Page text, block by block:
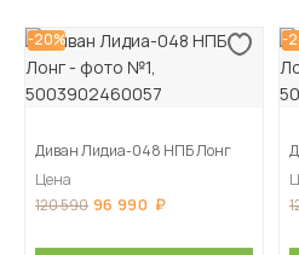
-20%
Диван Лидиа-048 НПБ Лонг
Цена
120 590 96 990
-